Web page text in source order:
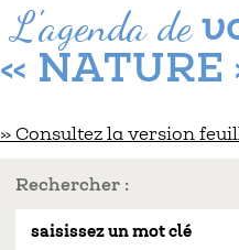
L'agenda de
« NATURE
» Consultez la version
Rechercher :